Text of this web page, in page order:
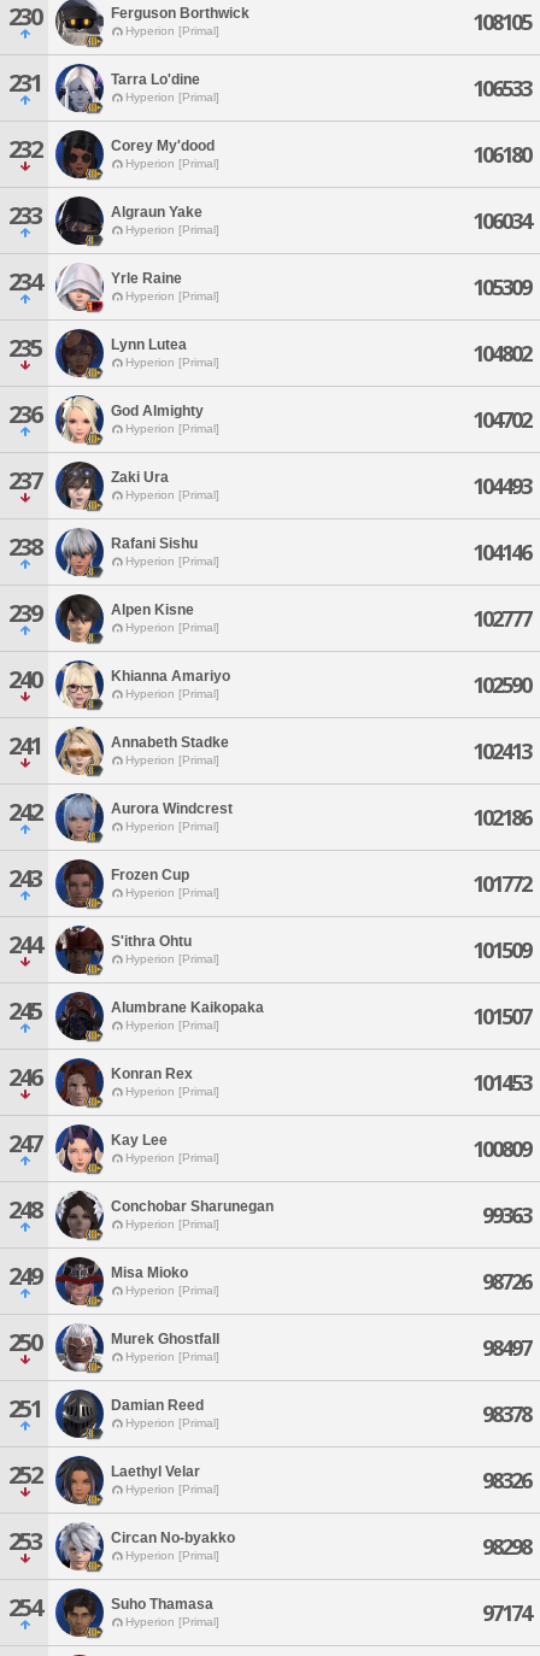
230 Ferguson Borthwick
Hyperion [Primal] 108105
231 Tarra Lo'dine
Hyperion [Primal] 106533
232 Corey My'dood
Hyperion [Primal] 106180
233 Algraun Yake
Hyperion [Primal] 106034
234 Yrle Raine
Hyperion [Primal] 105309
235 Lynn Lutea
Hyperion [Primal] 104802
236 God Almighty
Hyperion [Primal] 104702
237 Zaki Ura
Hyperion [Primal] 104493
238 Rafani Sishu
Hyperion [Primal] 104146
239 Alpen Kisne
Hyperion [Primal] 102777
240 Khianna Amariyo
Hyperion [Primal] 102590
241 Annabeth Stadke
Hyperion [Primal] 102413
242 Aurora Windcrest
Hyperion [Primal] 102186
243 Frozen Cup
Hyperion [Primal] 101772
244 S'ithra Ohtu
Hyperion [Primal] 101509
245 Alumbrane Kaikopaka
Hyperion [Primal] 101507
246 Konran Rex
Hyperion [Primal] 101453
247 Kay Lee
Hyperion [Primal] 100809
248 Conchobar Sharunegan
Hyperion [Primal] 99363
249 Misa Mioko
Hyperion [Primal] 98726
250 Murek Ghostfall
Hyperion [Primal] 98497
251 Damian Reed
Hyperion [Primal] 98378
252 Laethyl Velar
Hyperion [Primal] 98326
253 Circan No-byakko
Hyperion [Primal] 98298
254 Suho Thamasa
Hyperion [Primal] 97174